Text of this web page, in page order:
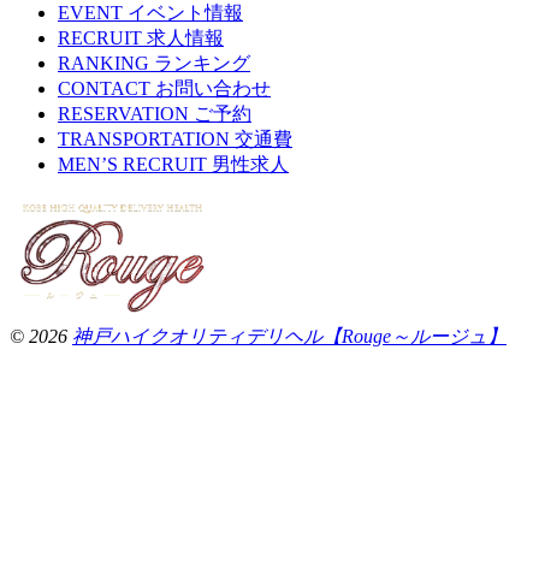
EVENT イベント情報
RECRUIT 求人情報
RANKING ランキング
CONTACT お問い合わせ
RESERVATION ご予約
TRANSPORTATION 交通費
MEN’S RECRUIT 男性求人
© 2026 神戸ハイクオリティデリヘル【Rouge～ルージュ】